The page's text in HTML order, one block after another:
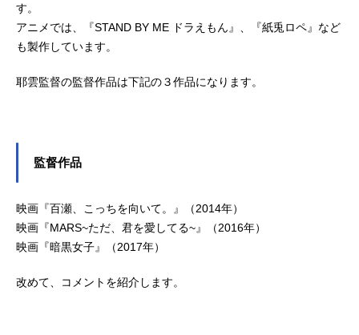
す。
アニメでは、『STAND BY ME ドラえもん』、『紙兎ロペ』など
も製作しています。
耶雲監督の監督作品は下記の３作品になります。
監督作品
映画『百瀬、こっちを向いて。』（2014年）
映画『MARS~ただ、君を愛してる~』（2016年）
映画『暗黒女子』（2017年）
改めて、コメントを紹介します。